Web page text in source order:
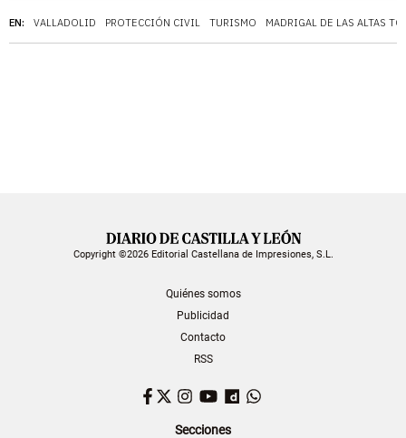
EN: VALLADOLID PROTECCIÓN CIVIL TURISMO MADRIGAL DE LAS ALTAS
Copyright ©2026 Editorial Castellana de Impresiones, S.L.
Quiénes somos
Publicidad
Contacto
RSS
Facebook
TwitterInstagram
YouTubeDailymotion
Secciones